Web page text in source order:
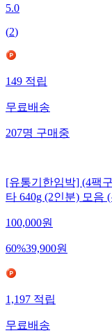
5.0
(2)
149 적립
무료배송
207명 구매중
[유통기한임박] (4팩
타 640g (2인분) 모음
100,000원
60%39,900원
1,197적립
무료배송